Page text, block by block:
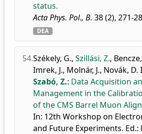
status.
Acta Phys. Pol., B. 38 (2), 271-
DEA
54.Székely, G., Szillási, Z.,
Imrek, J., Molnár, J., Novák, D.
Szabó, Z.: Data Acquisition
Management in the
of the CMS Barrel Muon
In: 12th Workshop on
and Future Experiments. Ed.: